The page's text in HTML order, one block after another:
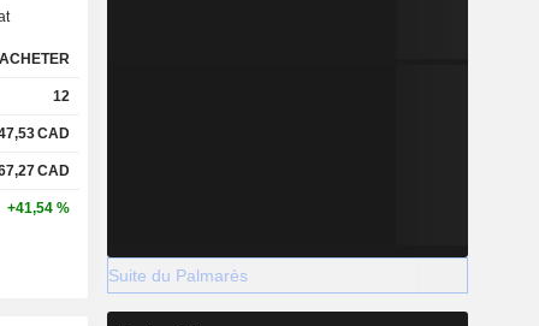
ACHETER
12
CAD
CAD
+41,54 %
Suite du Palmarès